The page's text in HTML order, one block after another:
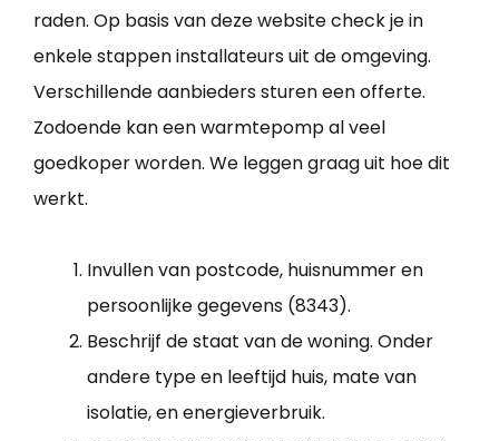
raden. Op basis van deze website check je in
enkele stappen installateurs uit de omgeving.
Verschillende aanbieders sturen een offerte.
Zodoende kan een warmtepomp al veel
goedkoper worden. We leggen graag uit hoe dit
werkt.
Invullen van postcode, huisnummer en
persoonlijke gegevens (8343).
Beschrijf de staat van de woning. Onder
andere type en leeftijd huis, mate van
isolatie, en energieverbruik.